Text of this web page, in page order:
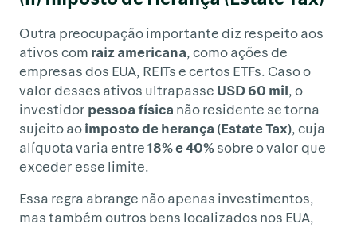
Outra preocupação importante diz respeito aos
ativos com raiz americana, como ações de
empresas dos EUA, REITs e certos ETFs. Caso o
valor desses ativos ultrapasse USD 60 mil, o
investidor pessoa física não residente se torna
sujeito aoimposto de herança (Estate Tax), cuja
alíquota varia entre18% e 40%sobre o valor que
exceder esse limite.
Essa regra abrange não apenas investimentos,
mas também outros bens localizados nos EUA,